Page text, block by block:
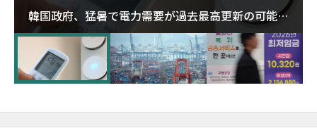
韓国政府、猛暑で電力需要が過去最高更新の可能性
に需給対応体制を点検